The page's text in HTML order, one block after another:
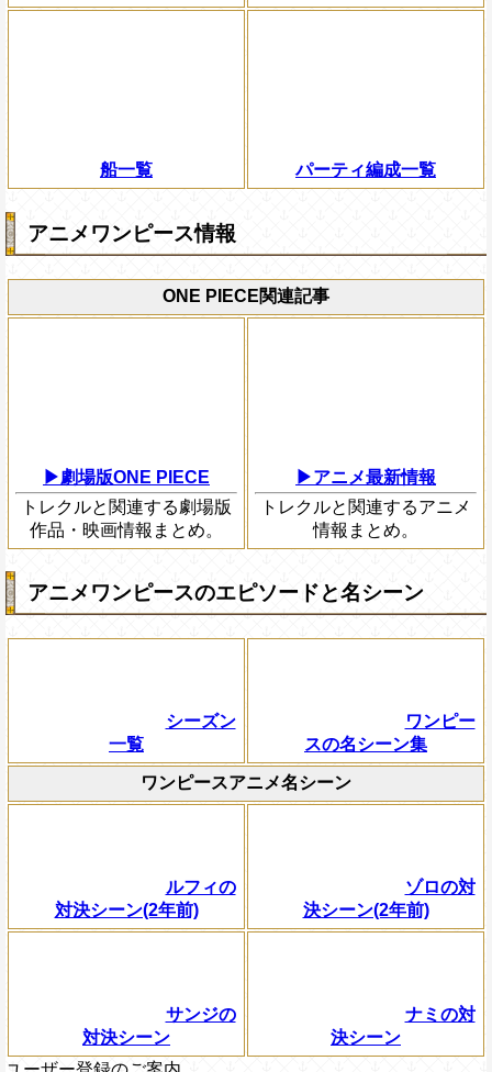
船一覧 パーティ編成一覧
アニメワンピース情報
ONE PIECE関連記事
▶劇場版ONE PIECE
トレクルと関連する劇場版
作品・映画情報まとめ。
▶アニメ最新情報
トレクルと関連するアニメ
情報まとめ。
アニメワンピースのエピソードと名シーン
シーズン
一覧
ワンピー
スの名シーン集
ワンピースアニメ名シーン
ルフィの
対決シーン(2年前)
ゾロの対
決シーン(2年前)
サンジの
対決シーン
ナミの対
決シーン